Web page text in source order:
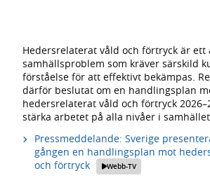
Hedersrelaterat våld och förtryck är ett
samhällsproblem som kräver särskild
förståelse för att effektivt bekämpas.
därför beslutat om en handlingsplan
hedersrelaterat våld och förtryck
stärka arbetet på alla nivåer i
Pressmeddelande: Sverige
gången en handlingsplan mot
och förtryck
Webb-TV